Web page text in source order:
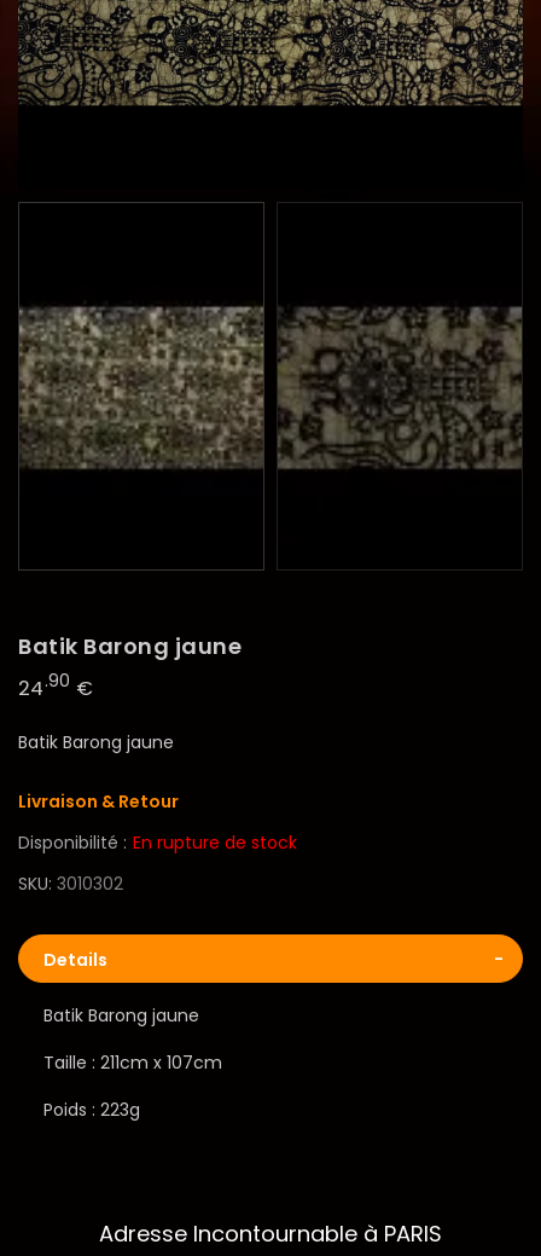
Batik Barong jaune
24.90 €
Batik Barong jaune
Livraison & Retour
Disponibilité : En rupture de stock
SKU 3010302
Details
Batik Barong jaune
Taille : 211cm x 107cm
Poids : 223g
Adresse Incontournable à PARIS